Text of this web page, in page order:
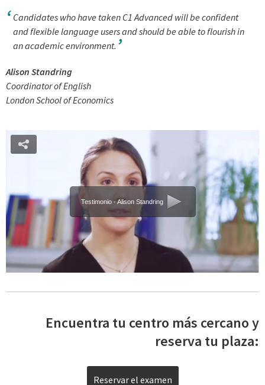
Candidates who have taken C1 Advanced will be confident
and flexible language users and should be able to flourish in
an academic environment.
Alison Standring
Coordinator of English
London School of Economics
Testimonio - Alison Standring
Encuentra tu centro más cercano y
reserva tu plaza:
Reservar el examen